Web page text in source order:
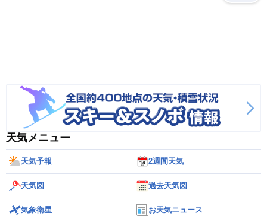
天気メニュー
天気予報 2週間天気
天気図 過去天気図
気象衛星 お天気ニュース